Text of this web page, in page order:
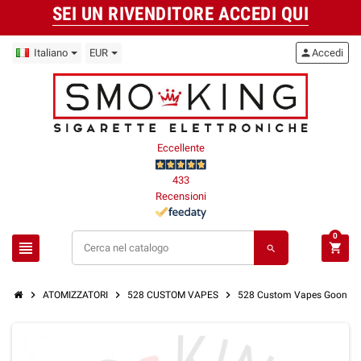
SEI UN RIVENDITORE ACCEDI QUI
Italiano EUR
Eccellente
433
Recensioni
view_headline search
personAccedi
shopping_cart
0
chevron_right ATOMIZZATORI chevron_right 528 CUSTOM VAPES chevron_right 528 Custom Vapes Goon